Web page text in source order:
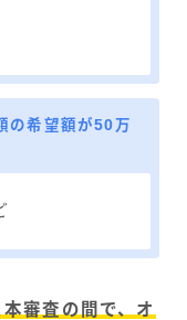
の希望額が50万
審査の間で、オ